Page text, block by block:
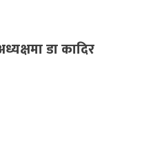
डा कादिर